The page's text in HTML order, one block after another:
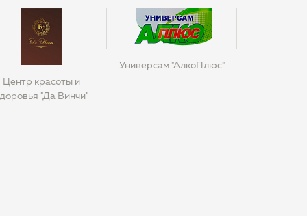
Центр красоты и
"Да Винчи"
Универсам "АлкоПлюс"